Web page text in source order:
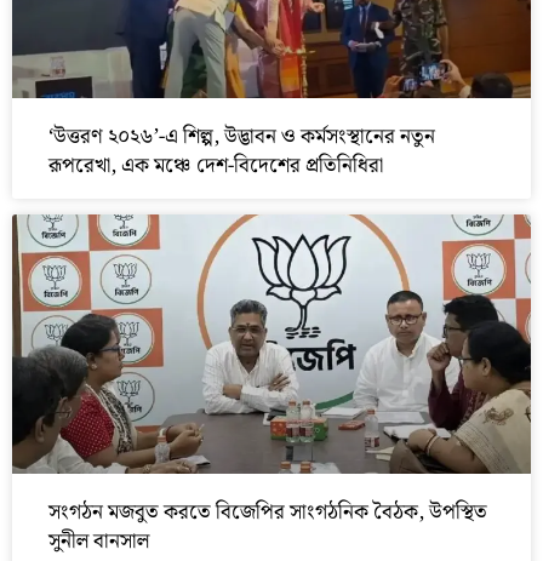
‘উত্তরণ ২০২৬’-এ শিল্প, উদ্ভাবন ও কর্মসংস্থানের নতুন
রূপরেখা, এক মঞ্চে দেশ-বিদেশের প্রতিনিধিরা
সংগঠন মজবুত করতে বিজেপির সাংগঠনিক বৈঠক, উপস্থিত
সুনীল বানসাল